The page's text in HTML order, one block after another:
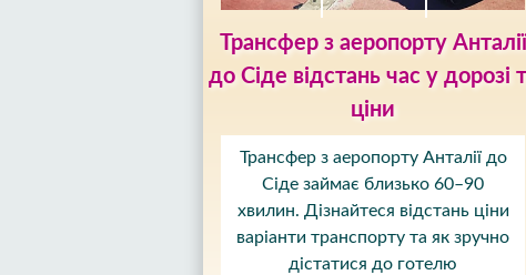
Трансфер з аеропорту Анталії
до Сіде відстань час у дорозі
ціни
Трансфер з аеропорту Анталії до
Сіде займає близько 60–90
хвилин. Дізнайтеся відстань ціни
варіанти транспорту та як зручно
дістатися до готелю